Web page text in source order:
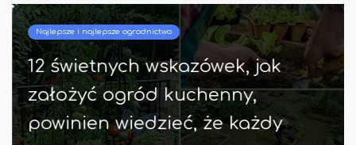
Najlepsze i najlepsze ogrodnictwo
12 świetnych wskazówek, jak
założyć ogród kuchenny,
powinien wiedzieć, że każdy